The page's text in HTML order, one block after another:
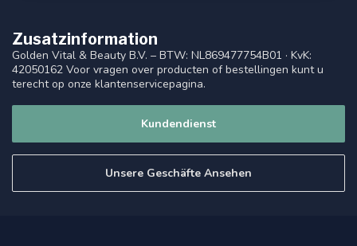
Zusatzinformation
Golden Vital & Beauty B.V. – BTW: NL869477754B01 · KvK:
42050162 Voor vragen over producten of bestellingen kunt u
terecht op onze klantenservicepagina.
Kundendienst
Unsere Geschäfte Ansehen